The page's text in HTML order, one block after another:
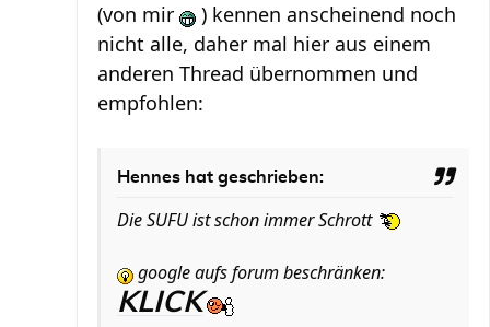
(von mir
) kennen anscheinend noch
nicht alle, daher mal hier aus einem
anderen Thread übernommen und
empfohlen:
Hennes hat geschrieben:
Die SUFU ist schon immer Schrott
google aufs forum beschränken:
KLICK